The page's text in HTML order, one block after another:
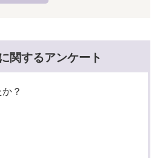
関するアンケート
？